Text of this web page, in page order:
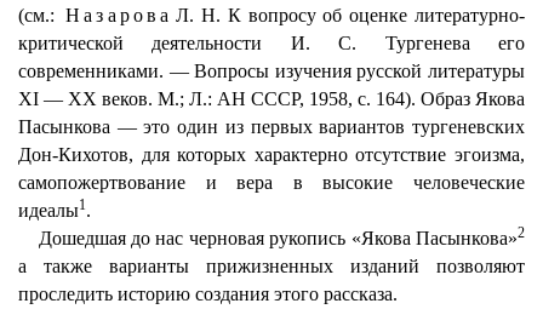
(см.: Назарова Л. Н. К вопросу об оценке литературно-
критической деятельности И. С. Тургенева его
современниками. — Вопросы изучения русской литературы
XI — XX веков. M.; Л.: АН СССР, 1958, с. 164). Образ Якова
Пасынкова — это один из первых вариантов тургеневских
Дон-Кихотов, для которых характерно отсутствие эгоизма,
самопожертвование и вера в высокие человеческие
идеалы1 .
Дошедшая до нас черновая рукопись «Якова Пасынкова»2
а также варианты прижизненных изданий позволяют
проследить историю создания этого рассказа.